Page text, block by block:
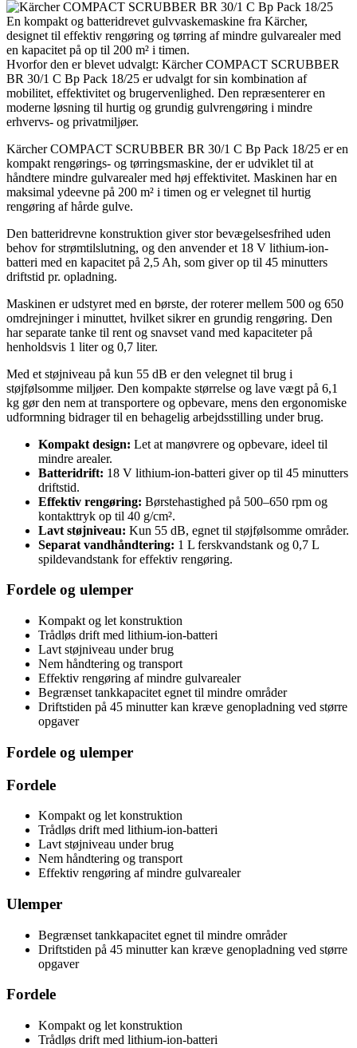
En kompakt og batteridrevet gulvvaskemaskine fra Kärcher,
designet til effektiv rengøring og tørring af mindre gulvarealer med
en kapacitet på op til 200 m² i timen.
Hvorfor den er blevet udvalgt: Kärcher COMPACT SCRUBBER
BR 30/1 C Bp Pack 18/25 er udvalgt for sin kombination af
mobilitet, effektivitet og brugervenlighed. Den repræsenterer en
moderne løsning til hurtig og grundig gulvrengøring i mindre
erhvervs- og privatmiljøer.
Kärcher COMPACT SCRUBBER BR 30/1 C Bp Pack 18/25 er en
kompakt rengørings- og tørringsmaskine, der er udviklet til at
håndtere mindre gulvarealer med høj effektivitet. Maskinen har en
maksimal ydeevne på 200 m² i timen og er velegnet til hurtig
rengøring af hårde gulve.
Den batteridrevne konstruktion giver stor bevægelsesfrihed uden
behov for strømtilslutning, og den anvender et 18 V lithium-ion-
batteri med en kapacitet på 2,5 Ah, som giver op til 45 minutters
driftstid pr. opladning.
Maskinen er udstyret med en børste, der roterer mellem 500 og 650
omdrejninger i minuttet, hvilket sikrer en grundig rengøring. Den
har separate tanke til rent og snavset vand med kapaciteter på
henholdsvis 1 liter og 0,7 liter.
Med et støjniveau på kun 55 dB er den velegnet til brug i
støjfølsomme miljøer. Den kompakte størrelse og lave vægt på 6,1
kg gør den nem at transportere og opbevare, mens den ergonomiske
udformning bidrager til en behagelig arbejdsstilling under brug.
Kompakt design: Let at manøvrere og opbevare, ideel til
mindre arealer.
Batteridrift: 18 V lithium-ion-batteri giver op til 45 minutters
driftstid.
Effektiv rengøring: Børstehastighed på 500–650 rpm og
kontakttryk op til 40 g/cm².
Lavt støjniveau: Kun 55 dB, egnet til støjfølsomme områder.
Separat vandhåndtering: 1 L ferskvandstank og 0,7 L
spildevandstank for effektiv rengøring.
Fordele og ulemper
Kompakt og let konstruktion
Trådløs drift med lithium-ion-batteri
Lavt støjniveau under brug
Nem håndtering og transport
Effektiv rengøring af mindre gulvarealer
Begrænset tankkapacitet egnet til mindre områder
Driftstiden på 45 minutter kan kræve genopladning ved større
opgaver
Fordele og ulemper
Fordele
Kompakt og let konstruktion
Trådløs drift med lithium-ion-batteri
Lavt støjniveau under brug
Nem håndtering og transport
Effektiv rengøring af mindre gulvarealer
Ulemper
Begrænset tankkapacitet egnet til mindre områder
Driftstiden på 45 minutter kan kræve genopladning ved større
opgaver
Fordele
Kompakt og let konstruktion
Trådløs drift med lithium-ion-batteri